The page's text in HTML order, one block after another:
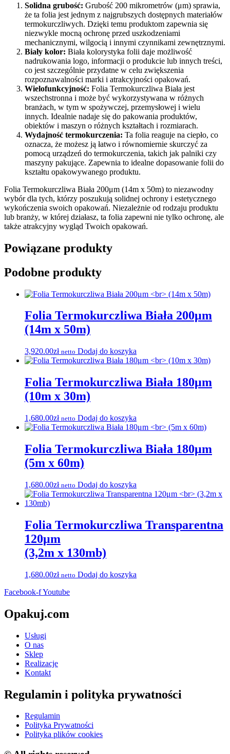
Solidna grubość: Grubość 200 mikrometrów (μm) sprawia,
że ta folia jest jednym z najgrubszych dostępnych materiałów
termokurczliwych. Dzięki temu produktom zapewnia się
niezwykle mocną ochronę przed uszkodzeniami
mechanicznymi, wilgocią i innymi czynnikami zewnętrznymi.
Biały kolor: Biała kolorystyka folii daje możliwość
nadrukowania logo, informacji o produkcie lub innych treści,
co jest szczególnie przydatne w celu zwiększenia
rozpoznawalności marki i atrakcyjności opakowań.
Wielofunkcyjność: Folia Termokurczliwa Biała jest
wszechstronna i może być wykorzystywana w różnych
branżach, w tym w spożywczej, przemysłowej i wielu
innych. Idealnie nadaje się do pakowania produktów,
obiektów i maszyn o różnych kształtach i rozmiarach.
Wydajność termokurczenia: Ta folia reaguje na ciepło, co
oznacza, że ​​możesz ją łatwo i równomiernie skurczyć za
pomocą urządzeń do termokurczenia, takich jak palniki czy
maszyny pakujące. Zapewnia to idealne dopasowanie folii do
kształtu opakowywanego produktu.
Folia Termokurczliwa Biała 200μm (14m x 50m) to niezawodny
wybór dla tych, którzy poszukują solidnej ochrony i estetycznego
wykończenia swoich opakowań. Niezależnie od rodzaju produktu
lub branży, w której działasz, ta folia zapewni nie tylko ochronę, ale
także atrakcyjny wygląd Twoich opakowań.
Powiązane produkty
Podobne produkty
Folia Termokurczliwa Biała 200μm
(14m x 50m)
3,920.00zł netto Dodaj do koszyka
Folia Termokurczliwa Biała 180μm
(10m x 30m)
1,680.00zł netto Dodaj do koszyka
Folia Termokurczliwa Biała 180μm
(5m x 60m)
1,680.00zł netto Dodaj do koszyka
Folia Termokurczliwa Transparentna
120μm
(3,2m x 130mb)
1,680.00zł netto Dodaj do koszyka
Facebook-fYoutube
Opakuj.com
Usługi
O nas
Sklep
Realizacje
Kontakt
Regulamin i polityka prywatności
Regulamin
Polityka Prywatności
Polityka plików cookies